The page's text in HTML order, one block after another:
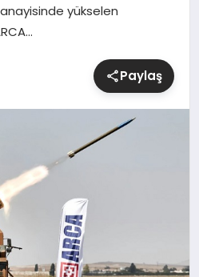
yükselen
Paylaş